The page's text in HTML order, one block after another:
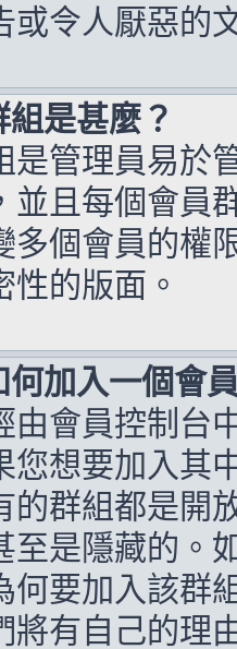
或令人厭惡的
是甚麼？
是管理員易於
並且每個會員
多個會員的權
性的版面。
何加入一個會
由會員控制台
您想要加入其
的群組都是開
至是隱藏的。
何要加入該群
將有自己的理